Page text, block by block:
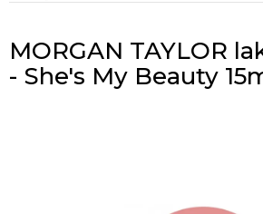
MORGAN TAYLOR
- She's My Beauty